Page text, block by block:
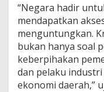
“Negara hadir
mendapatkan
menguntungkan.
bukan hanya soal
keberpihakan
dan pelaku
ekonomi daerah,”